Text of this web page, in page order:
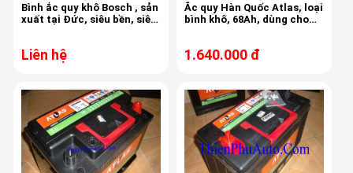
Bình ắc quy khô Bosch , sản
xuất tại Đức, siêu bền, siêu
Liên hệ
Ắc quy Hàn Quốc Atlas, loại
bình khô, 68Ah, dùng cho
277x174x175x175
1.640.000 đ